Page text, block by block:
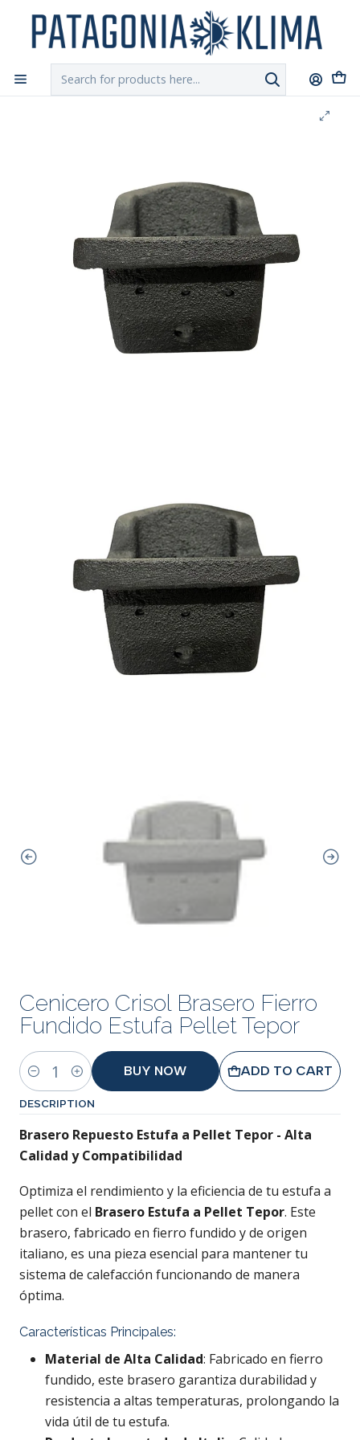
Chilexpress
Home Repuestos Estufa Pellet
Cenicero Crisol Brasero Fierro Fundido Estufa Pellet Tepor
Cenicero Crisol Brasero Fierro
Fundido Estufa Pellet Tepor
Quantity
ADD TO CART
BUY NOW
DESCRIPTION
Brasero Repuesto Estufa a Pellet Tepor - Alta
Calidad y Compatibilidad
Optimiza el rendimiento y la eficiencia de tu estufa a
pellet con el Brasero Estufa a Pellet Tepor. Este
brasero, fabricado en fierro fundido y de origen
italiano, es una pieza esencial para mantener tu
sistema de calefacción funcionando de manera
óptima.
Características Principales:
Material de Alta Calidad: Fabricado en fierro
fundido, este brasero garantiza durabilidad y
resistencia a altas temperaturas, prolongando la
vida útil de tu estufa.